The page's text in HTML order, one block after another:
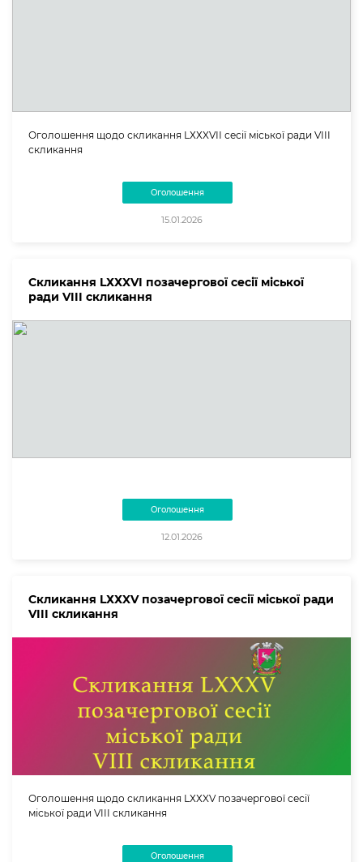
Оголошення щодо скликання LХХXVІІ сесії міської ради VIII
скликання
Оголошення
15.01.2026
Скликання LХХXVІ позачергової сесії міської
ради VIII скликання
Оголошення
12.01.2026
Скликання LХХXV позачергової сесії міської ради
VIII скликання
Оголошення щодо скликання LХХXV позачергової сесії
міської ради VIII скликання
Оголошення